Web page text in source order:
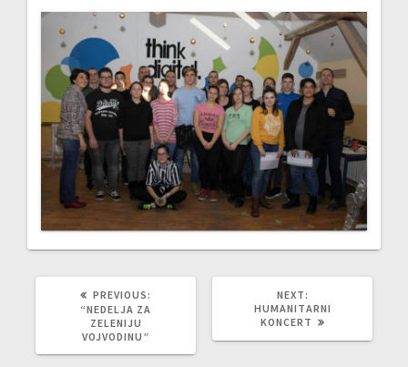
PREVIOUS:
PREVIOUS
POST:
“NEDELJA ZA
ZELENIJU
VOJVODINU”
NEXT:
POST:
HUMANITARNI
KONCERT